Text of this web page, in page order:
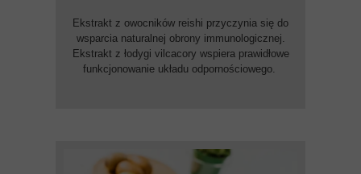
Ekstrakt z owocników reishi przyczynia się do
wsparcia naturalnej obrony immunologicznej.
Ekstrakt z łodygi vilcacory wspiera prawidłowe
funkcjonowanie układu odpornościowego.